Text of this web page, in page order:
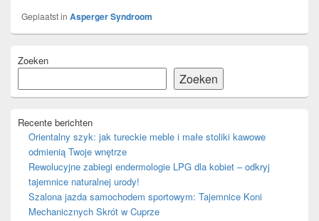
Geplaatst in Asperger Syndroom
zijbalk
gebied
Zoeken
Zoeken
Recente berichten
Orientalny szyk: jak tureckie meble i małe stoliki kawowe
odmienią Twoje wnętrze
Rewolucyjne zabiegi endermologie LPG dla kobiet – odkryj
tajemnice naturalnej urody!
Szalona jazda samochodem sportowym: Tajemnice Koni
Mechanicznych Skrót w Cuprze